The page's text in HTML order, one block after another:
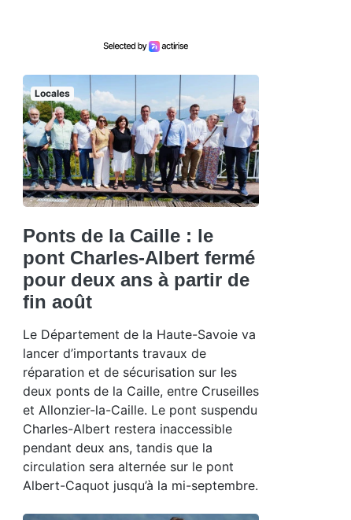
Locales
Ponts de la Caille : le
pont Charles-Albert fermé
pour deux ans à partir de
fin août
Le Département de la Haute-Savoie va
lancer d’importants travaux de
réparation et de sécurisation sur les
deux ponts de la Caille, entre Cruseilles
et Allonzier-la-Caille. Le pont suspendu
Charles-Albert restera inaccessible
pendant deux ans, tandis que la
circulation sera alternée sur le pont
Albert-Caquot jusqu’à la mi-septembre.